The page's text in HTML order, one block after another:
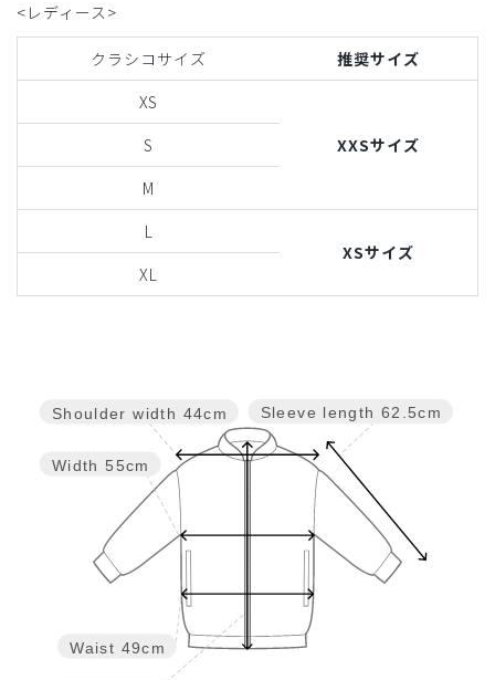
<レディース>
クラシコサイズ
推奨サイズ
XS
XXSサイズ
S
M
L
XSサイズ
XL
Sleeve length 62.5cm
Waist 49cm
Width 55cm
Shoulder width 44cm